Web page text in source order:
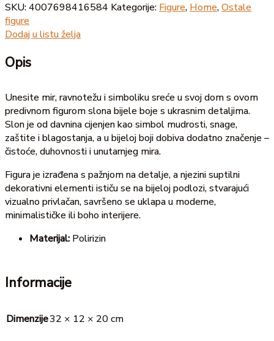
SKU:4007698416584 Kategorije:Figure,Home,Ostale
figure
Dodaj u listu želja
Opis
Unesite mir, ravnotežu i simboliku sreće u svoj dom s ovom
predivnom figurom slona bijele boje s ukrasnim detaljima.
Slon je od davnina cijenjen kao simbol mudrosti, snage,
zaštite i blagostanja, a u bijeloj boji dobiva dodatno značenje –
čistoće, duhovnosti i unutarnjeg mira.
Figura je izrađena s pažnjom na detalje, a njezini suptilni
dekorativni elementi ističu se na bijeloj podlozi, stvarajući
vizualno privlačan, savršeno se uklapa u moderne,
minimalističke ili boho interijere.
Materijal: Polirizin
Informacije
Dimenzije32 × 12 × 20 cm